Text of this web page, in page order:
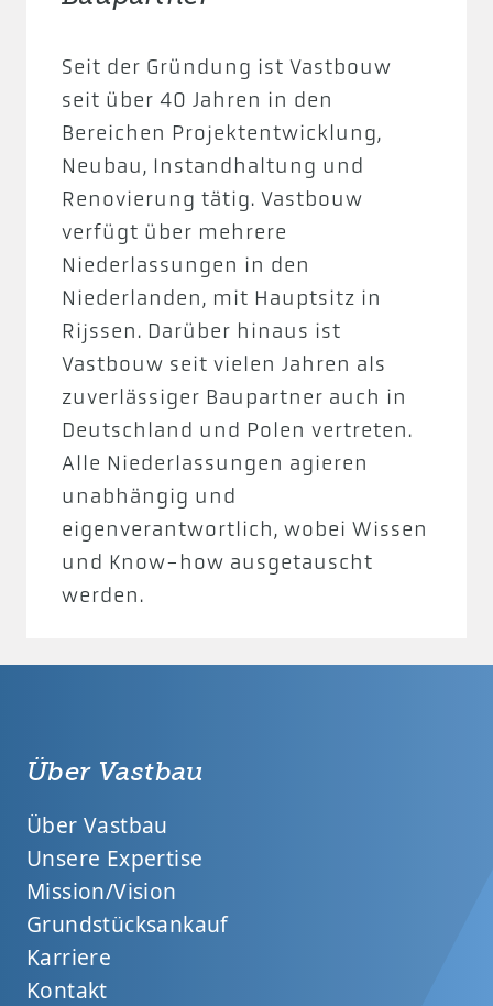
Seit der Gründung ist Vastbouw
seit über 40 Jahren in den
Bereichen Projektentwicklung,
Neubau, Instandhaltung und
Renovierung tätig. Vastbouw
verfügt über mehrere
Niederlassungen in den
Niederlanden, mit Hauptsitz in
Rijssen. Darüber hinaus ist
Vastbouw seit vielen Jahren als
zuverlässiger Baupartner auch in
Deutschland und Polen vertreten.
Alle Niederlassungen agieren
unabhängig und
eigenverantwortlich, wobei Wissen
und Know-how ausgetauscht
werden.
Über Vastbau
Über Vastbau
Unsere Expertise
Mission/Vision
Grundstücksankauf
Karriere
Kontakt